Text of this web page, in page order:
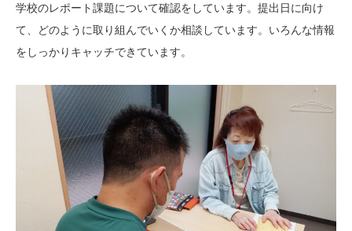
学校のレポート課題について確認をしています。提出日に向け
て、どのように取り組んでいくか相談しています。いろんな情報
をしっかりキャッチできています。